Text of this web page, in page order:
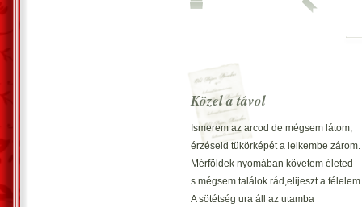
Bár láttam szomorúságod
Simogatás,kényeztetés
jól esne újra és újra
és ha nem kapod meg
játszod a sért?döttet
az ágy alá bújva.
Közel a távol
Ismerem az arcod de mégsem látom,
érzéseid tükörképét a lelkembe zárom.
Mérföldek nyomában követem életed
s mégsem találok rád,elijeszt a félelem.
A sötétség ura áll az utamba